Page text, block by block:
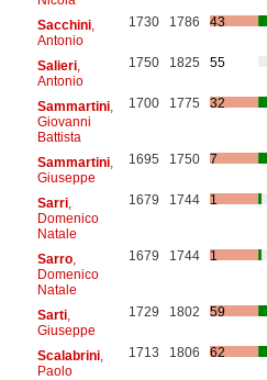
Sacchini,
Antonio
1730 1786 43
Salieri,
Antonio
1750 1825 55
Sammartini,
Giovanni
Battista
1700 1775 32
Sammartini,
Giuseppe
1695 1750 7
Sarri,
Domenico
Natale
1679 1744 1
Sarro,
Domenico
Natale
1679 1744 1
Sarti,
Giuseppe
1729 1802 59
Scalabrini,
Paolo
1713 1806 62